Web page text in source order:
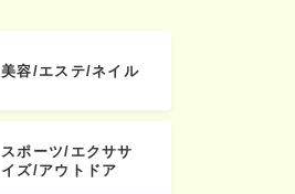
美容/エステ/ネイル
スポーツ/エクササ
イズ/アウトドア